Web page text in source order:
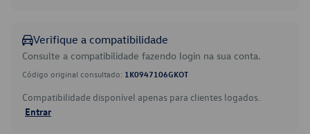
Verifique a compatibilidade
Consulte a compatibilidade fazendo login na sua conta.
Código original consultado: 1K0947106GKOT
Compatibilidade disponível apenas para clientes logados.
Entrar